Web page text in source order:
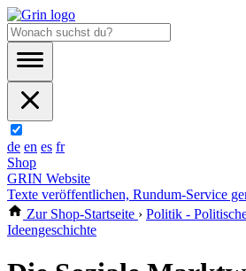
de en es fr
Shop
GRIN Website
Texte veröffentlichen, Rundum-Service
Zur Shop-Startseite › Politik -
Ideengeschichte